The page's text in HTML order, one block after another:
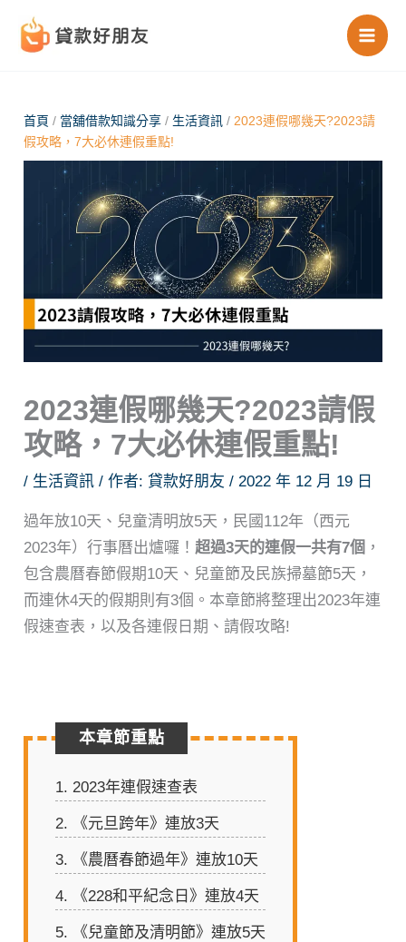
首頁 / 當舖借款知識分享 / 生活資訊 / 2023連假哪幾天?2023請
假攻略，7大必休連假重點!
2023連假哪幾天?2023請假
攻略，7大必休連假重點!
/ 生活資訊 / 作者:貸款好朋友/2022 年 12 月 19 日
過年放10天、兒童清明放5天，民國112年（西元
2023年）行事曆出爐囉！ 超過3天的連假一共有7個 ，
包含農曆春節假期10天、兒童節及民族掃墓節5天，
而連休4天的假期則有3個。本章節將整理出2023年連
假速查表，以及各連假日期、請假攻略!
本章節重點
1. 2023年連假速查表
2. 《元旦跨年》連放3天
3. 《農曆春節過年》連放10天
4. 《228和平紀念日》連放4天
5. 《兒童節及清明節》連放5天